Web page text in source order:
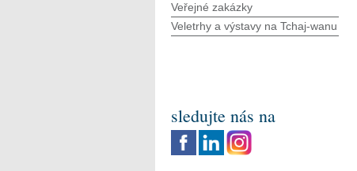
Veřejné zakázky
Veletrhy a výstavy na Tchaj-wanu
sledujte nás na